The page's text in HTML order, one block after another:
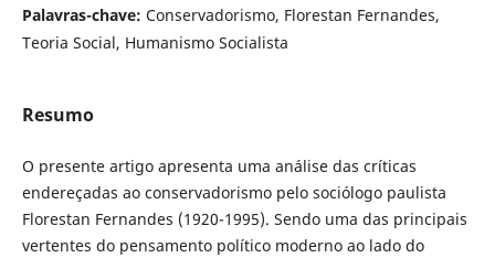
Palavras-chave: Conservadorismo, Florestan Fernandes,
Teoria Social, Humanismo Socialista
Resumo
O presente artigo apresenta uma análise das críticas
endereçadas ao conservadorismo pelo sociólogo paulista
Florestan Fernandes (1920-1995). Sendo uma das principais
vertentes do pensamento político moderno ao lado do